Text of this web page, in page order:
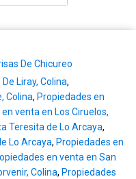
De Chicureo
Liray, Colina,
Colina, Propiedades en
venta en Los Ciruelos,
Teresita de Lo Arcaya,
Lo Arcaya, Propiedades en
en venta en San
Colina, Propiedades